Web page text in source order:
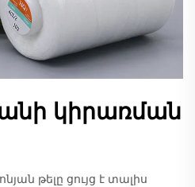
կիրառման
թելը ցույց է տալիս